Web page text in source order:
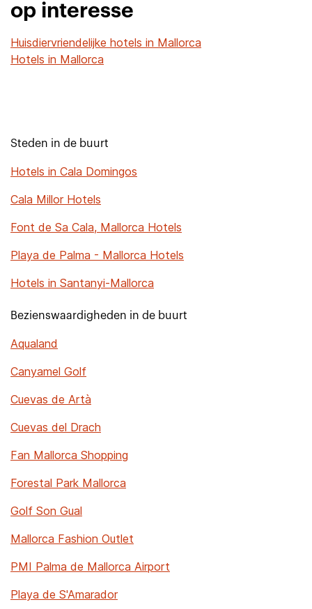
op interesse
Huisdiervriendelijke hotels in Mallorca
Hotels in Mallorca
Steden in de buurt
Hotels in Cala Domingos
Cala Millor Hotels
Font de Sa Cala, Mallorca Hotels
Playa de Palma - Mallorca Hotels
Hotels in Santanyi-Mallorca
Bezienswaardigheden in de buurt
Aqualand
Canyamel Golf
Cuevas de Artà
Cuevas del Drach
Fan Mallorca Shopping
Forestal Park Mallorca
Golf Son Gual
Mallorca Fashion Outlet
PMI Palma de Mallorca Airport
Playa de S'Amarador